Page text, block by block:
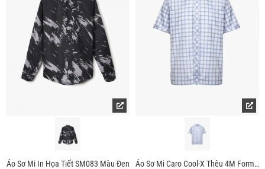
Áo Sơ Mi In Họa Tiết SM083 Màu Đen Áo Sơ Mi Caro Cool-X Thêu 4M Form Regular SM193